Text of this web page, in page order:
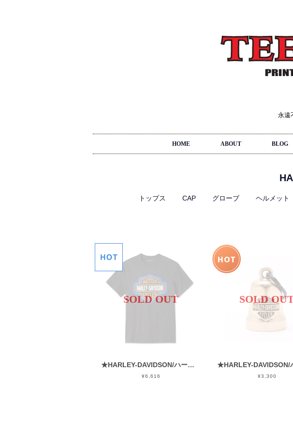
永遠
HOME ABOUT BLOG
トップス CAP グローブ ヘルメット
SOLD OUT
★HARLEY-DAVIDSON/ハーレーダビッドソン★96026-25VM★ナイトライダーTシャツ
¥6,616
SOLD
¥3,300